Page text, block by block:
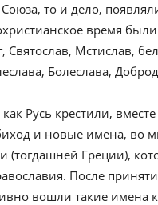
Союза, то и дело,
время
Святослав, Мстислав,
Болеслава,
Русь крестили,
и новые имена, во
(тогдашней Греции),
После
вошли такие имена